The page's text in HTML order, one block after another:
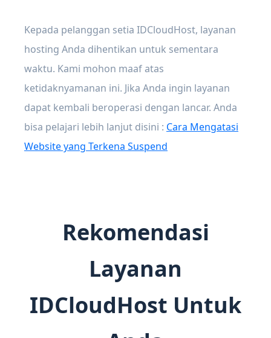
Kepada pelanggan setia IDCloudHost, layanan
hosting Anda dihentikan untuk sementara
waktu. Kami mohon maaf atas
ketidaknyamanan ini. Jika Anda ingin layanan
dapat kembali beroperasi dengan lancar. Anda
bisa pelajari lebih lanjut disini : Cara Mengatasi
Website yang Terkena Suspend
Rekomendasi
Layanan
IDCloudHost Untuk